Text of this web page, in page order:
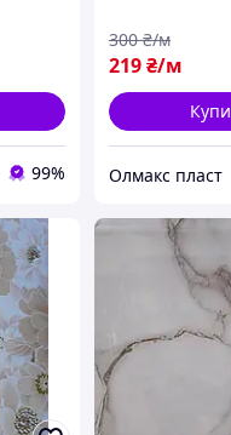
99%
219₴/м
300 ₴/м
Олмакс пласт